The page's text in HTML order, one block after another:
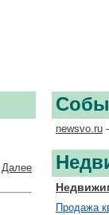
Далее
newsvo.ru
Продажа